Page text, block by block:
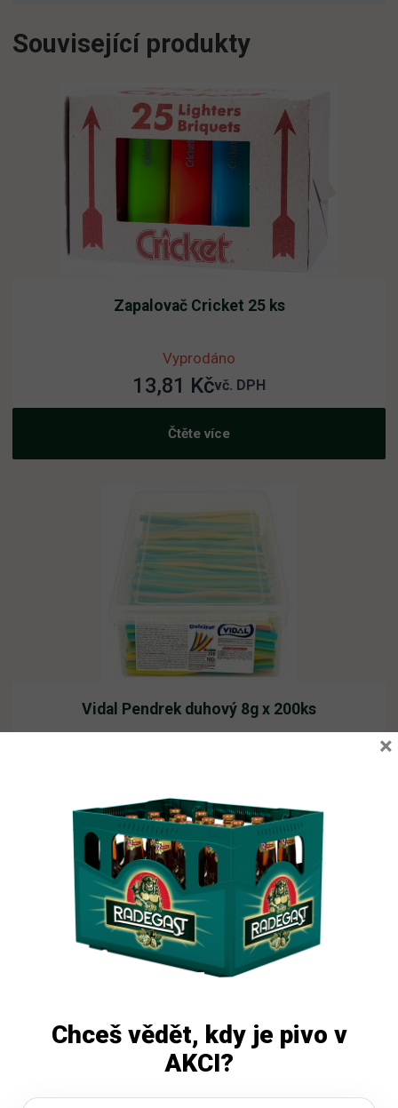
30ks
Související produkty
Zapalovač Cricket 25 ks
Vyprodáno
13,81 Kčvč. DPH
Čtěte více
Vidal Pendrek duhový 8g x 200ks
Čtěte více
Chceš vědět, kdy je pivo v
AKCI?
×